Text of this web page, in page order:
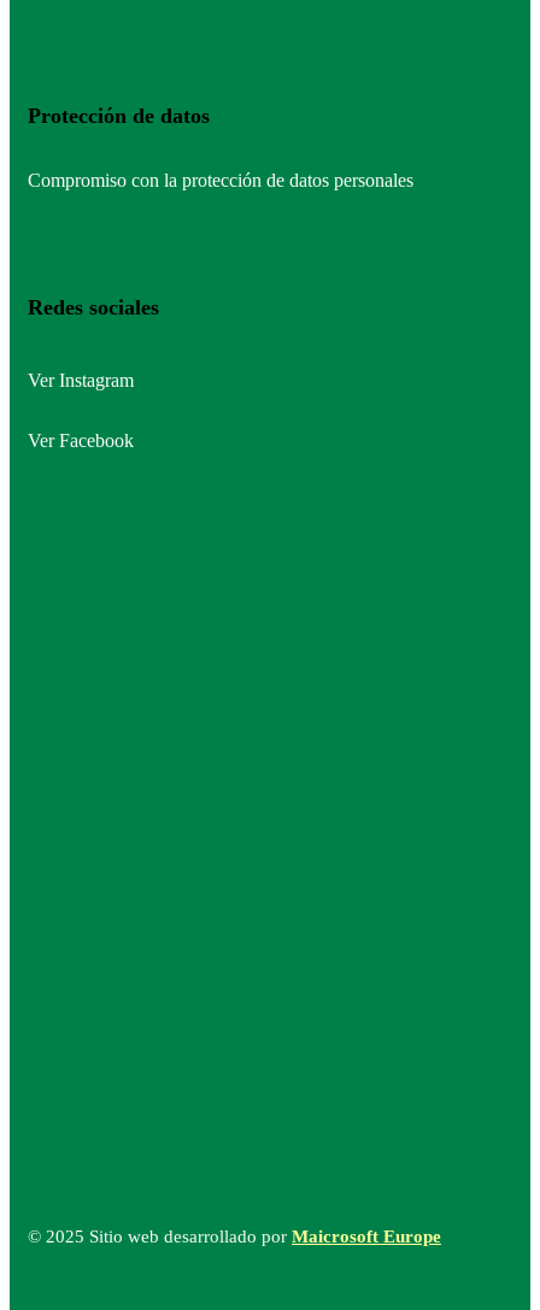
Protección de datos
Compromiso con la protección de datos personales
Redes sociales
Ver Instagram
Ver Facebook
© 2025 Sitio web desarrollado por Maicrosoft Europe